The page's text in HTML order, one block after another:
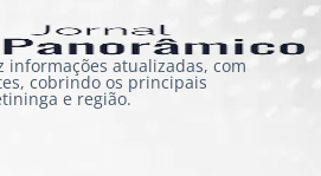
informações atualizadas, com
cobrindo os principais
e região.